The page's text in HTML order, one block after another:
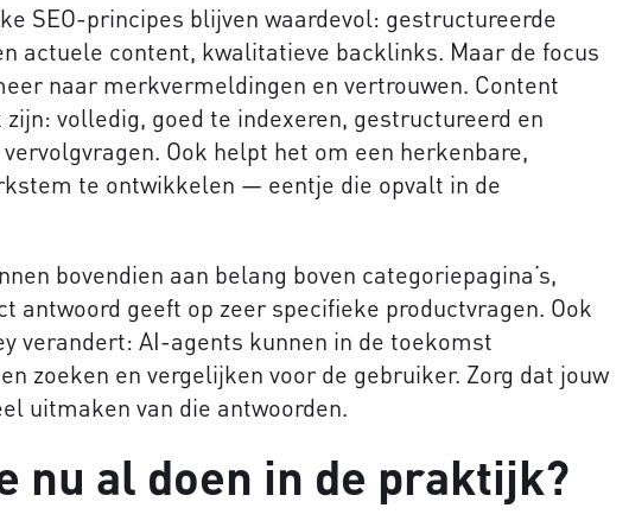
SEO-principes blijven waardevol: gestructureerde
actuele content, kwalitatieve backlinks. Maar de focus
naar merkvermeldingen en vertrouwen. Content
volledig, goed te indexeren, gestructureerd en
Ook helpt het om een herkenbare,
te ontwikkelen — eentje die opvalt in de
bovendien aan belang boven categoriepagina’s,
antwoord geeft op zeer specifieke productvragen. Ook
verandert: AI-agents kunnen in de toekomst
zoeken en vergelijken voor de gebruiker. Zorg dat jouw
uitmaken van die antwoorden.
nu al doen in de praktijk?